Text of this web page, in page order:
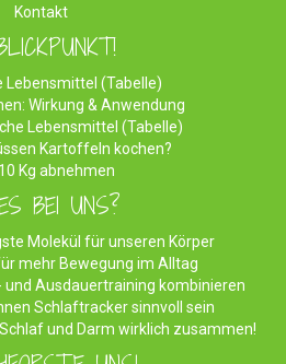
Kontakt
Lebensmittel (Tabelle)
Wirkung & Anwendung
Lebensmittel (Tabelle)
Kartoffeln kochen?
Kg abnehmen
BEI UNS?
Molekül für unseren Körper
mehr Bewegung im Alltag
und Ausdauertraining kombinieren
Schlaftracker sinnvoll sein
und Darm wirklich zusammen!